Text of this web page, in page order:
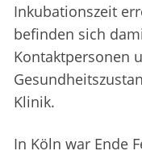
Inkubationszeit
befinden sich
Kontaktpersonen
Klinik.
In Köln war Ende